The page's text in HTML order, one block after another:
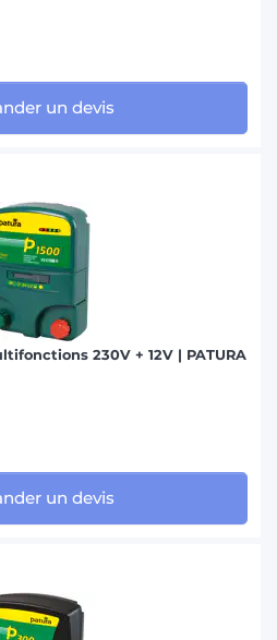
un devis
230V + 12V | PATURA
un devis